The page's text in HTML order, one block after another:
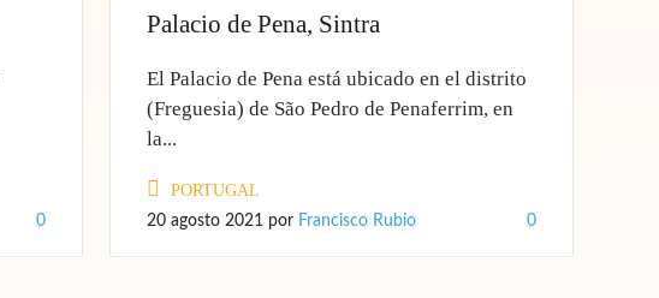
0
Palacio de Pena, Sintra
El Palacio de Pena está ubicado en el distrito
(Freguesia) de São Pedro de Penaferrim, en
la...
PORTUGAL
20 agosto 2021 por Francisco Rubio 0